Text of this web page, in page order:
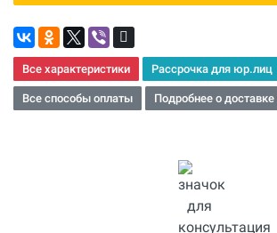
Все характеристики Рассрочка для юр.лиц
Все способы оплаты Подробнее о доставке